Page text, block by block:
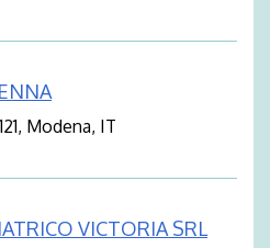
Modena, IT
VICTORIA SRL